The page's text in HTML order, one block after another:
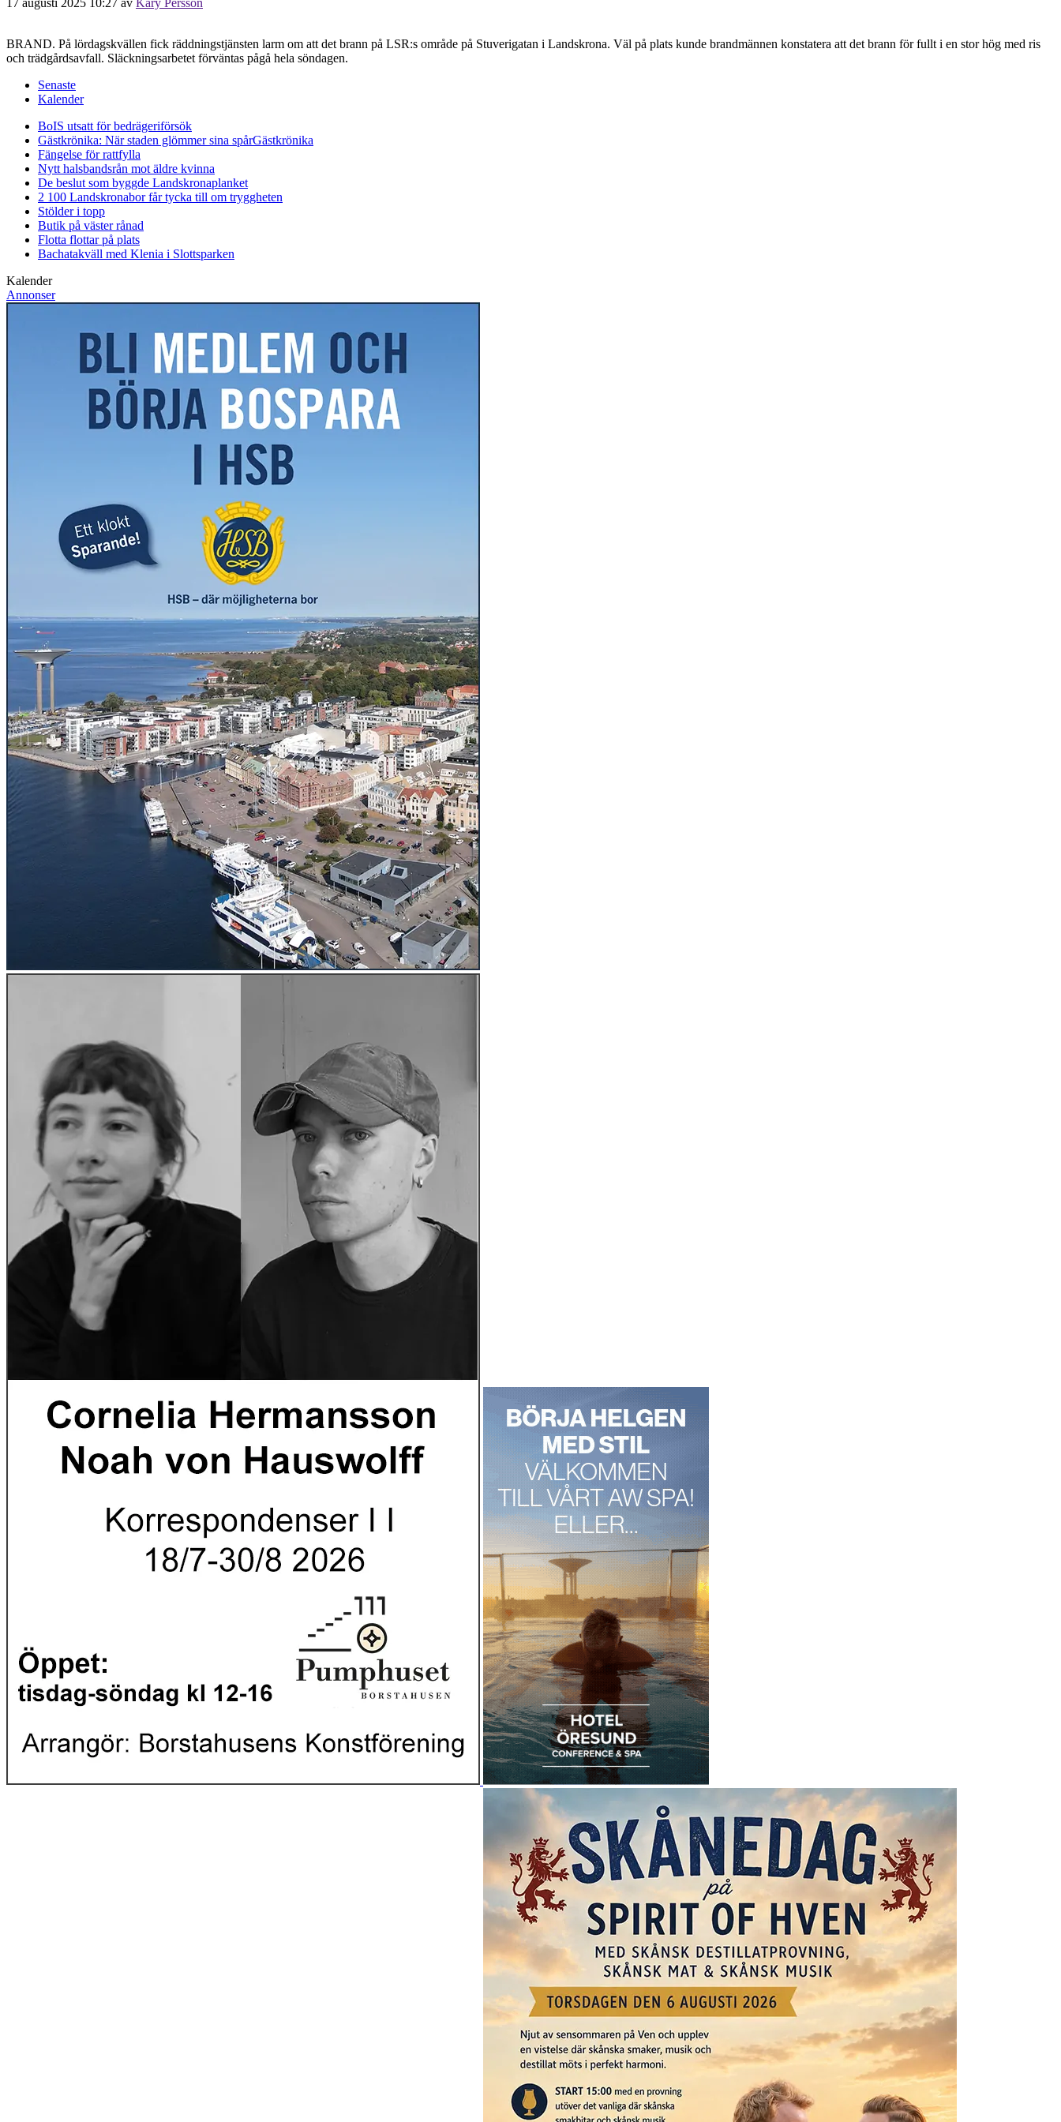
BRAND. På lördagskvällen fick räddningstjänsten larm om att det brann på LSR:s område på Stuverigatan i Landskrona. Väl på plats kunde brandmännen konstatera att det brann för fullt i en stor hög med ris
och trädgårdsavfall. Släckningsarbetet förväntas pågå hela söndagen.
Senaste
Kalender
BoIS utsatt för bedrägeriförsök
Gästkrönika: När staden glömmer sina spårGästkrönika
Fängelse för rattfylla
Nytt halsbandsrån mot äldre kvinna
De beslut som byggde Landskronaplanket
2 100 Landskronabor får tycka till om tryggheten
Stölder i topp
Butik på väster rånad
Flotta flottar på plats
Bachatakväll med Klenia i Slottsparken
Kalender
Annonser